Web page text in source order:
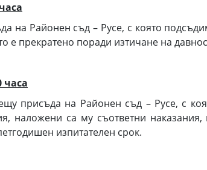
на Районен съд – Русе, с която
е прекратено поради изтичане на
часа
присъда на Районен съд – Русе, с
наложени са му съответни
изпитателен срок.